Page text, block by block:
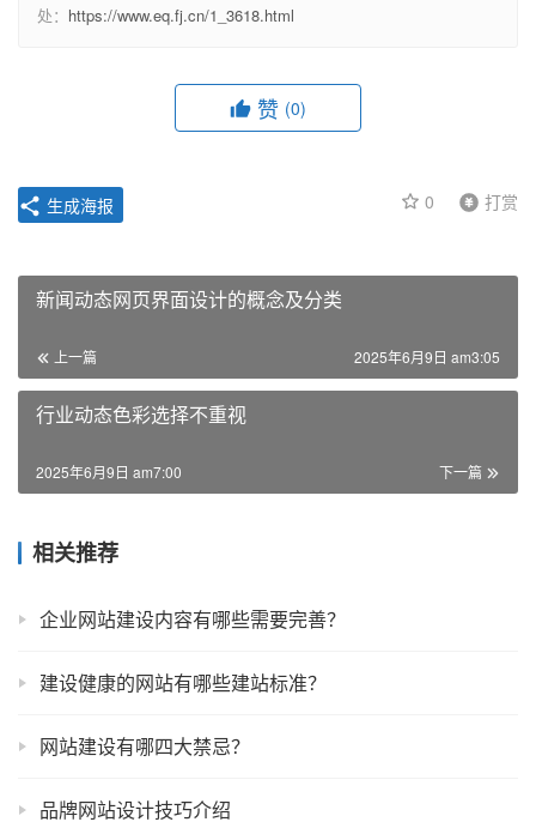
处： https://www.eq.fj.cn/1_3618.html
赞 (0)
0 打赏
生成海报
新闻动态网页界面设计的概念及分类
上一篇 2025年6月9日 am3:05
行业动态色彩选择不重视
下一篇
2025年6月9日 am7:00
相关推荐
企业网站建设内容有哪些需要完善？
建设健康的网站有哪些建站标准？
网站建设有哪四大禁忌？
品牌网站设计技巧介绍